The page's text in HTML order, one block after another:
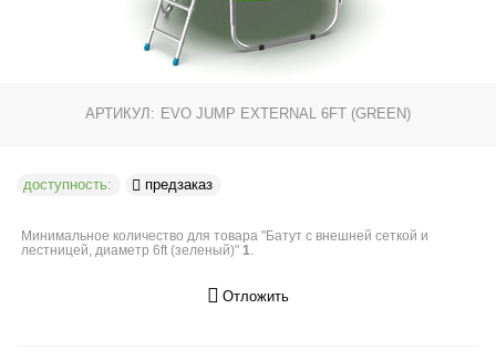
АРТИКУЛ: EVO JUMP EXTERNAL 6FT (GREEN)
доступность: предзаказ
Минимальное количество для товара "Батут с внешней сеткой и
лестницей, диаметр 6ft (зеленый)"1.
Отложить